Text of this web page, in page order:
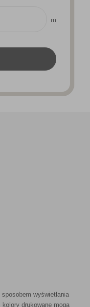
m
wyświetlania
drukowane mogą